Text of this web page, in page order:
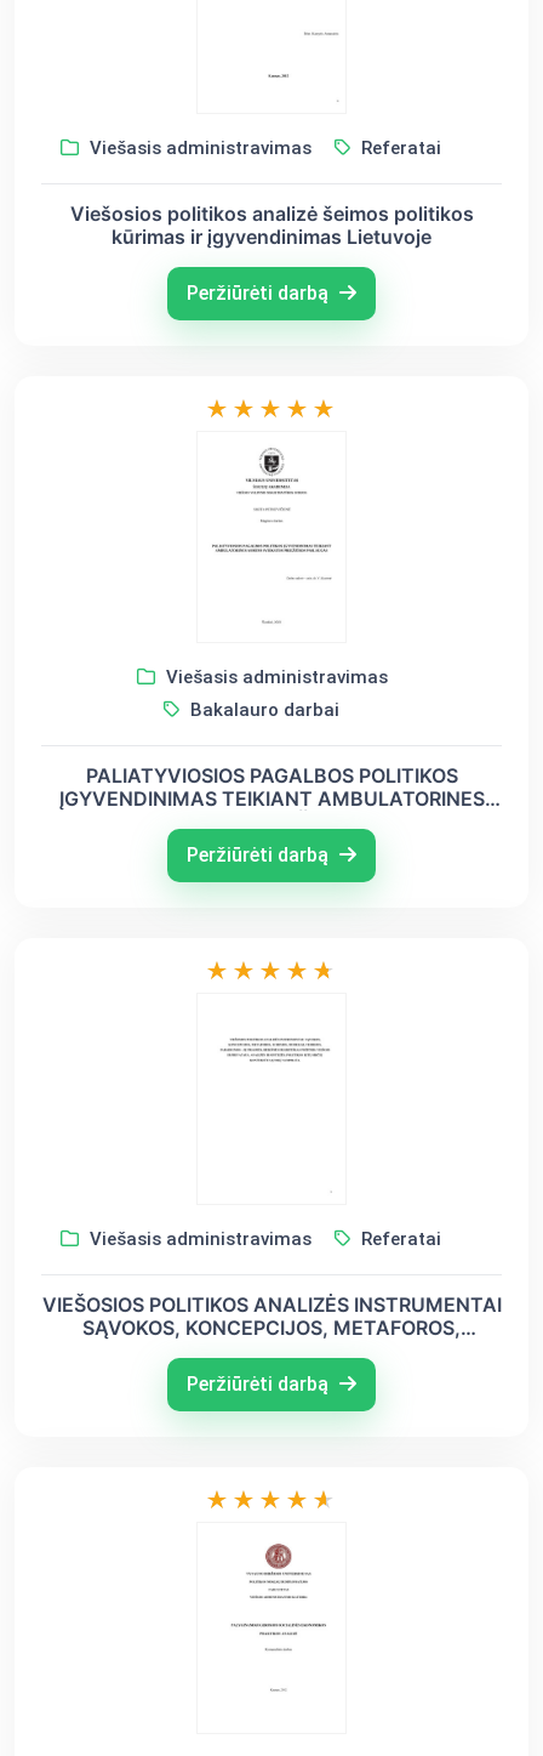
Viešasis administravimas Referatai
Viešosios politikos analizė šeimos politikos
kūrimas ir įgyvendinimas Lietuvoje
Peržiūrėti darbą
Viešasis administravimas
Bakalauro darbai
PALIATYVIOSIOS PAGALBOS POLITIKOS
ĮGYVENDINIMAS TEIKIANT AMBULATORINES
Peržiūrėti darbą
Viešasis administravimas Referatai
VIEŠOSIOS POLITIKOS ANALIZĖS INSTRUMENTAI
SĄVOKOS, KONCEPCIJOS, METAFOROS,
- JŲ PRASMĖS, REIKŠMĖS IR KRITIŠKAS
POŽIŪRIS. VIEŠOJO IR PRIVATAUS, ANALIZĖS IR
Peržiūrėti darbą